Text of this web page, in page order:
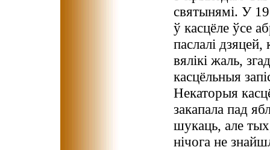
святынямі. У
ў касцёле ўсе
паслалі
вялікі жаль,
касцёльныя
Некаторыя
закапала пад
шукаць, але
нічога не